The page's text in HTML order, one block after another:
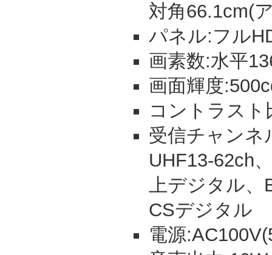
対角66.1cm(
パネル:フル
画素数:水平
画面輝度
コントラスト
受信チャンネ
UHF13-62ch
上デジタル、
CSデジタル
電源